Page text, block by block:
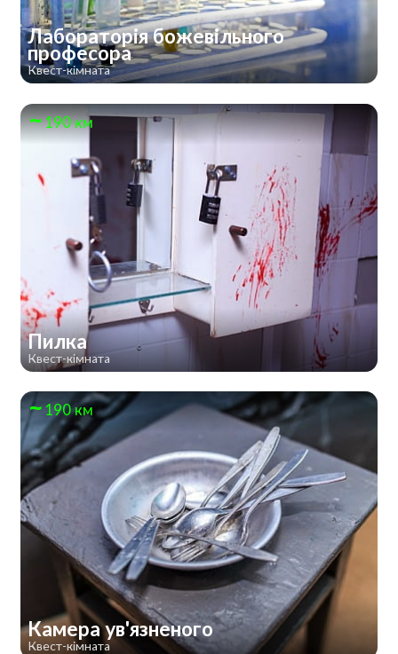
Лабораторія божевільного
професора
Квест-кімната
190 км
Пилка
Квест-кімната
190 км
Камера ув'язненого
Квест-кімната